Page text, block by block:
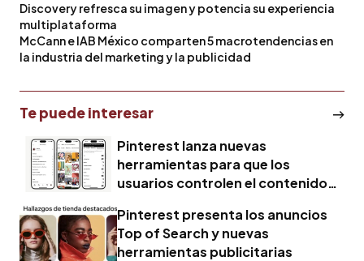
Discovery refresca su imagen y potencia su experiencia
multiplataforma
McCann e IAB México comparten 5 macrotendencias en
la industria del marketing y la publicidad
Te puede interesar
Pinterest lanza nuevas
herramientas para que los
usuarios controlen el contenido
Pinterest presenta los anuncios
Top of Search y nuevas
herramientas publicitarias